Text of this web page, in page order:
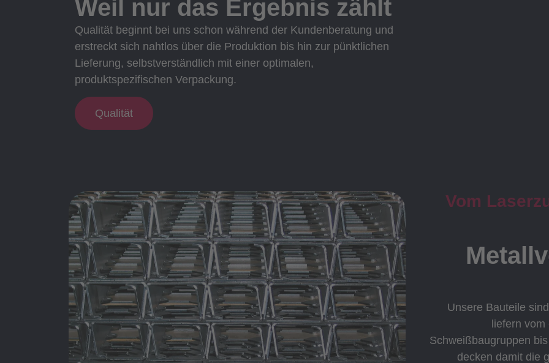
Weil nur das Ergebnis zählt
Qualität beginnt bei uns schon während der Kundenberatung und
erstreckt sich nahtlos über die Produktion bis hin zur pünktlichen
Lieferung, selbstverständlich mit einer optimalen,
produktspezifischen Verpackung.
Qualität
Vom
Unsere Bauteile
liefern vom
Schweißbaugruppen
decken damit die